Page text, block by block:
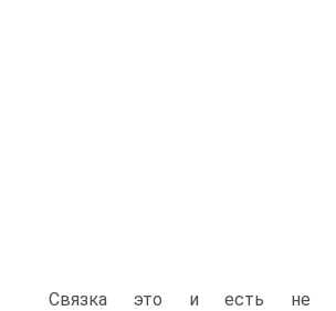
Связка это и есть не